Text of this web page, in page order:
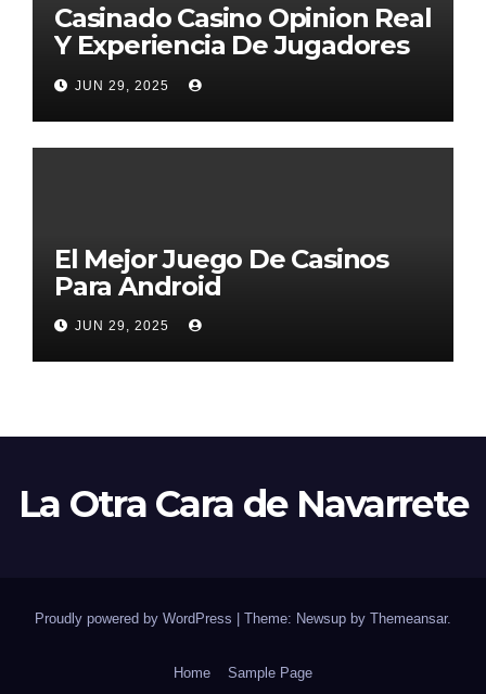
Casinado Casino Opinion Real
Y Experiencia De Jugadores
2026
JUN 29, 2025
El Mejor Juego De Casinos
Para Android
JUN 29, 2025
La Otra Cara de Navarrete
Proudly powered by WordPress Theme: Newsup by Themeansar.
Home Sample Page